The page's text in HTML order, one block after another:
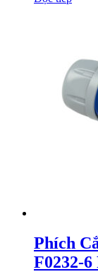
Phích
F0232-